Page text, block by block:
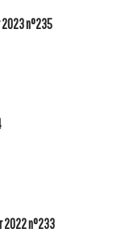
2023 n°235
2022 n°233